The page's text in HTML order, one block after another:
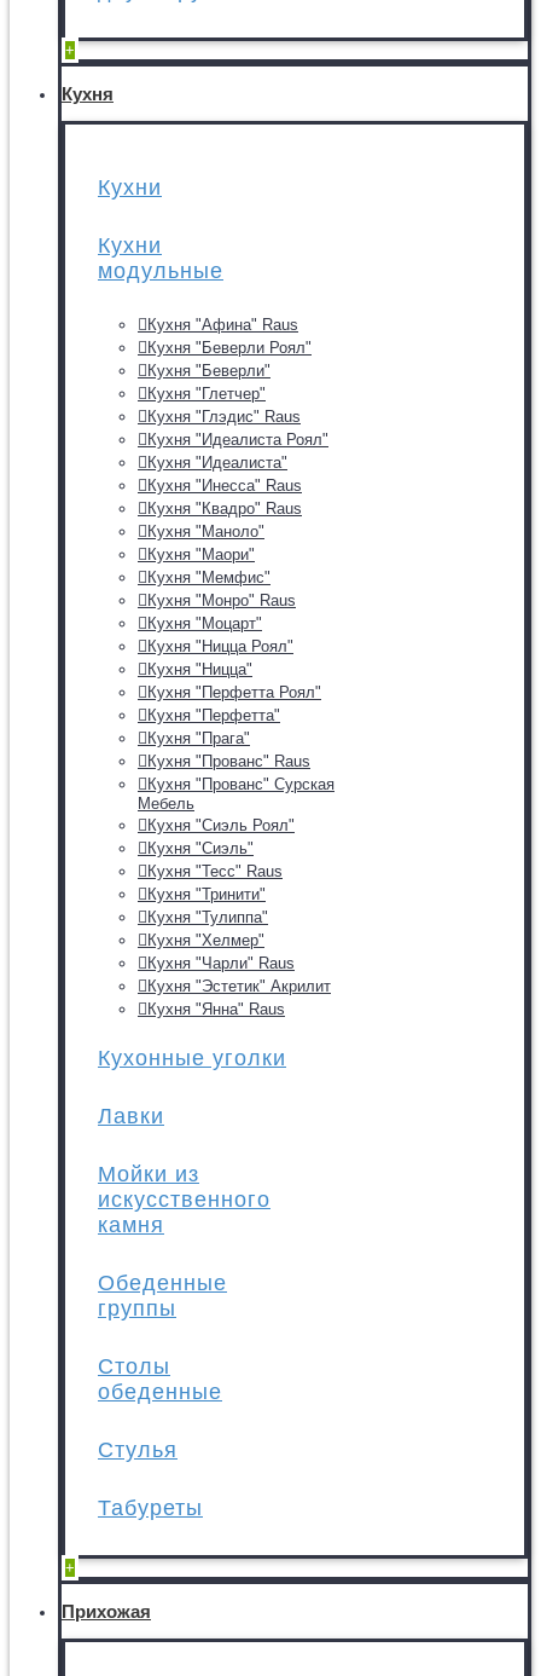
+
Кухня
Кухни
Кухни
модульные
Кухня "Афина" Raus
Кухня "Беверли Роял"
Кухня "Беверли"
Кухня "Глетчер"
Кухня "Глэдис" Raus
Кухня "Идеалиста Роял"
Кухня "Идеалиста"
Кухня "Инесса" Raus
Кухня "Квадро" Raus
Кухня "Маноло"
Кухня "Маори"
Кухня "Мемфис"
Кухня "Монро" Raus
Кухня "Моцарт"
Кухня "Ницца Роял"
Кухня "Ницца"
Кухня "Перфетта Роял"
Кухня "Перфетта"
Кухня "Прага"
Кухня "Прованс" Raus
Кухня "Прованс" Сурская
Мебель
Кухня "Сиэль Роял"
Кухня "Сиэль"
Кухня "Тесс" Raus
Кухня "Тринити"
Кухня "Тулиппа"
Кухня "Хелмер"
Кухня "Чарли" Raus
Кухня "Эстетик" Акрилит
Кухня "Янна" Raus
Кухонные уголки
Лавки
Мойки из
искусственного
камня
Обеденные
группы
Столы
обеденные
Стулья
Табуреты
+
Прихожая